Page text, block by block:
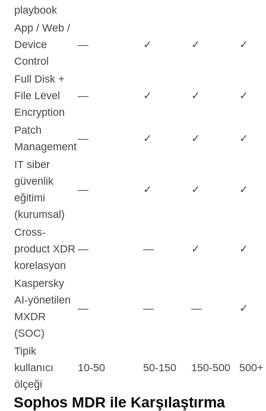
playbook
App / Web /
Device
Control
— ✓ ✓ ✓
Full Disk +
File Level
Encryption
— ✓ ✓ ✓
Patch
Management
— ✓ ✓ ✓
IT siber
güvenlik
eğitimi
(kurumsal)
— ✓ ✓ ✓
Cross-
product XDR
korelasyon
— — ✓ ✓
Kaspersky
AI-yönetilen
MXDR
(SOC)
— — — ✓
Tipik
kullanıcı
ölçeği
10-50 50-150 150-500 500+
Sophos MDR ile Karşılaştırma